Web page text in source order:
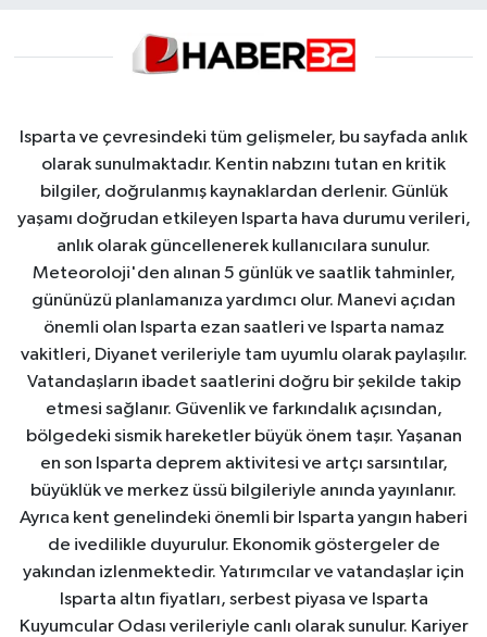
Isparta ve çevresindeki tüm gelişmeler, bu sayfada anlık
olarak sunulmaktadır. Kentin nabzını tutan en kritik
bilgiler, doğrulanmış kaynaklardan derlenir. Günlük
yaşamı doğrudan etkileyen Isparta hava durumu verileri,
anlık olarak güncellenerek kullanıcılara sunulur.
Meteoroloji'den alınan 5 günlük ve saatlik tahminler,
gününüzü planlamanıza yardımcı olur. Manevi açıdan
önemli olan Isparta ezan saatleri ve Isparta namaz
vakitleri, Diyanet verileriyle tam uyumlu olarak paylaşılır.
Vatandaşların ibadet saatlerini doğru bir şekilde takip
etmesi sağlanır. Güvenlik ve farkındalık açısından,
bölgedeki sismik hareketler büyük önem taşır. Yaşanan
en son Isparta deprem aktivitesi ve artçı sarsıntılar,
büyüklük ve merkez üssü bilgileriyle anında yayınlanır.
Ayrıca kent genelindeki önemli bir Isparta yangın haberi
de ivedilikle duyurulur. Ekonomik göstergeler de
yakından izlenmektedir. Yatırımcılar ve vatandaşlar için
Isparta altın fiyatları, serbest piyasa ve Isparta
Kuyumcular Odası verileriyle canlı olarak sunulur. Kariyer